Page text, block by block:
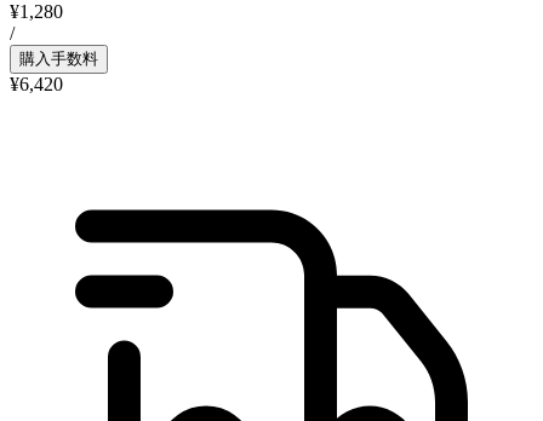
¥1,280
/
購入手数料
¥6,420